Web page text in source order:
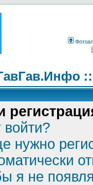
нужно
я не